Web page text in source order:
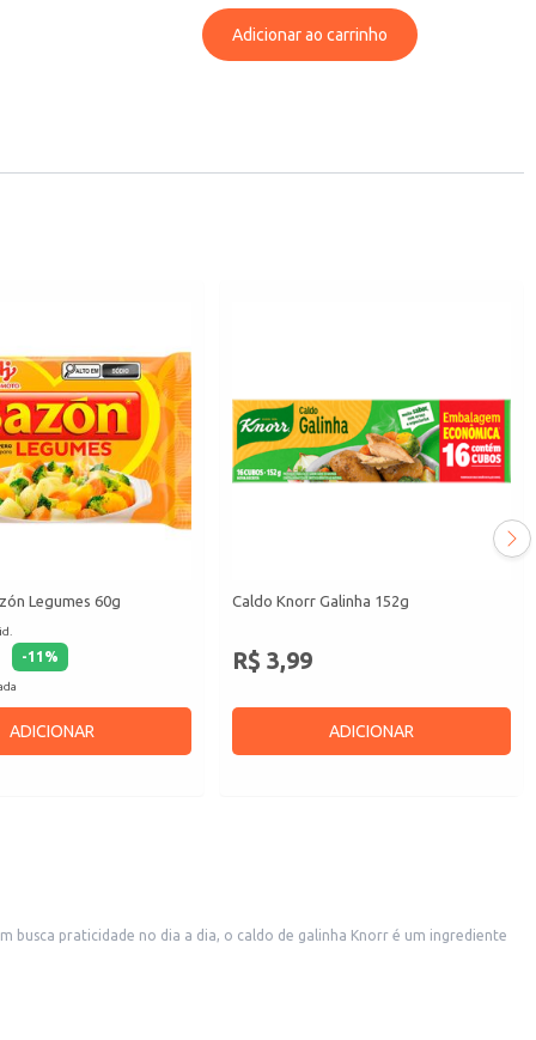
Adicionar ao carrinho
Legumes 60g
-11 %
ADICIONAR
Caldo Knorr Galinha 152g
R$ 3,99
ADICIONAR
busca praticidade no dia a dia, o caldo de galinha Knorr é um ingrediente